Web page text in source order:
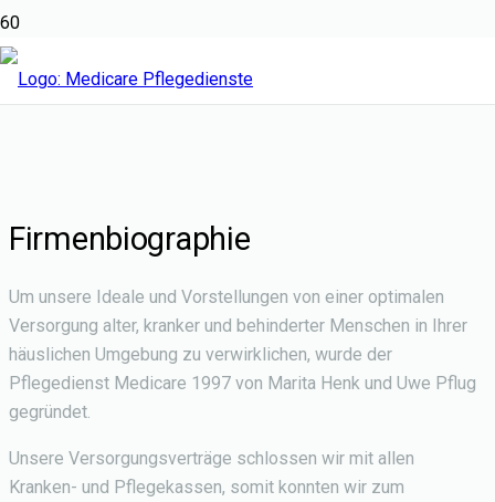
Firmenbiographie
Um unsere Ideale und Vorstellungen von einer optimalen
Versorgung alter, kranker und behinderter Menschen in Ihrer
häuslichen Umgebung zu verwirklichen, wurde der
Pflegedienst Medicare 1997 von Marita Henk und Uwe Pflug
gegründet.
Unsere Versorgungsverträge schlossen wir mit allen
Kranken- und Pflegekassen, somit konnten wir zum